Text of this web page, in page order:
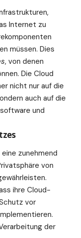
Internet zu
müssen. Dies
, von denen
Die Cloud
nicht nur auf die
auch auf die
und
zunehmend
von
ihre Cloud-
vor
der